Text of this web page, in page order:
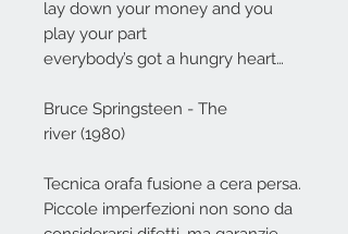
lay down your money and you
play your part
everybody’s got a hungry heart…
Bruce Springsteen - The
river (1980)
Tecnica orafa fusione a cera persa.
Piccole imperfezioni non sono da